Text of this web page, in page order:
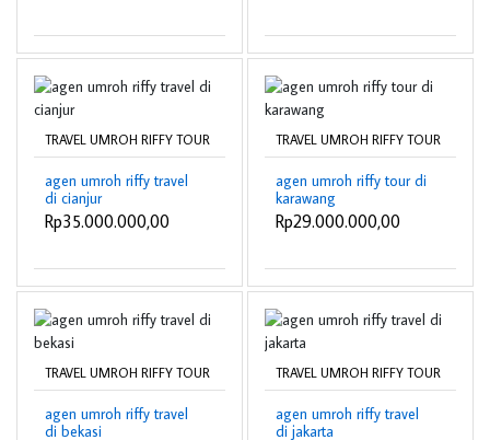
TRAVEL UMROH RIFFY TOUR
agen umroh riffy travel
di cianjur
Rp35.000.000,00
TRAVEL UMROH RIFFY TOUR
agen umroh riffy tour di
karawang
Rp29.000.000,00
TRAVEL UMROH RIFFY TOUR
agen umroh riffy travel
di bekasi
TRAVEL UMROH RIFFY TOUR
agen umroh riffy travel
di jakarta